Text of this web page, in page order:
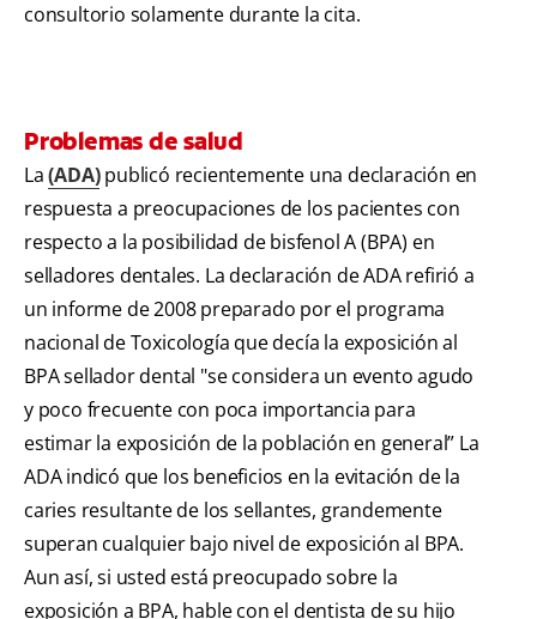
consultorio solamente durante la cita.
Problemas de salud
La(ADA)publicó recientemente una declaración en
respuesta a preocupaciones de los pacientes con
respecto a la posibilidad de bisfenol A (BPA) en
selladores dentales. La declaración de ADA refirió a
un informe de 2008 preparado por el programa
nacional de Toxicología que decía la exposición al
BPA sellador dental "se considera un evento agudo
y poco frecuente con poca importancia para
estimar la exposición de la población en general” La
ADA indicó que los beneficios en la evitación de la
caries resultante de los sellantes, grandemente
superan cualquier bajo nivel de exposición al BPA.
Aun así, si usted está preocupado sobre la
exposición a BPA, hable con el dentista de su hijo